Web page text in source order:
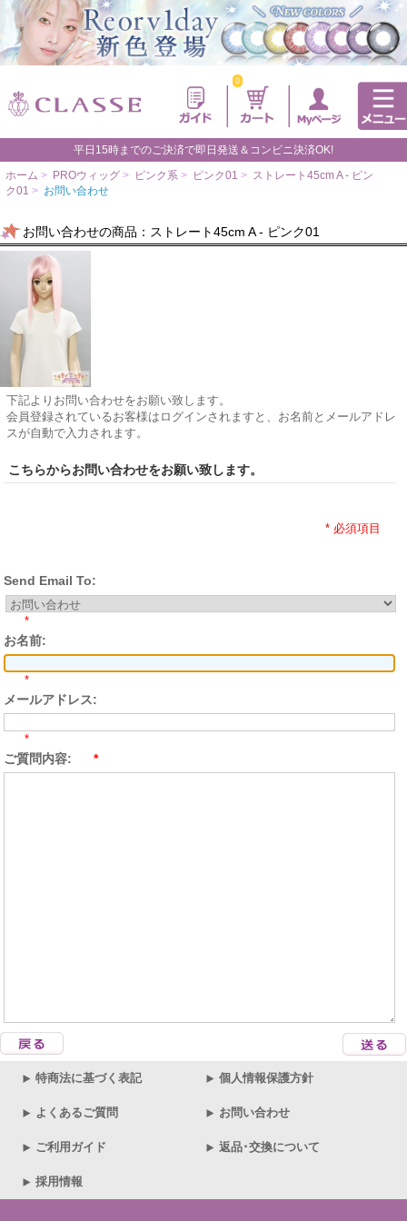
0
平日15時までのご決済で即日発送＆コンビニ決済OK!
ホーム > PROウィッグ > ピンク系 > ピンク01 > ストレート45cm A - ピン
ク01 > お問い合わせ
お問い合わせの商品：ストレート45cm A - ピンク01
下記よりお問い合わせをお願い致します。
会員登録されているお客様はログインされますと、お名前とメールアドレ
スが自動で入力されます。
こちらからお問い合わせをお願い致します。
* 必須項目
Send Email To:
*
お名前:
*
メールアドレス:
*
ご質問内容: *
特商法に基づく表記 個人情報保護方針
よくあるご質問 お問い合わせ
ご利用ガイド 返品･交換について
採用情報